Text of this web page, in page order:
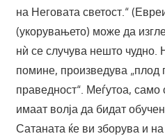
на Неговата светост.“
(укорувањето) може да
нѝ се случува нешто чудно.
помине, произведува „плод
праведност“. Меѓутоа, само
имаат волја да бидат
Сатаната ќе ви зборува и